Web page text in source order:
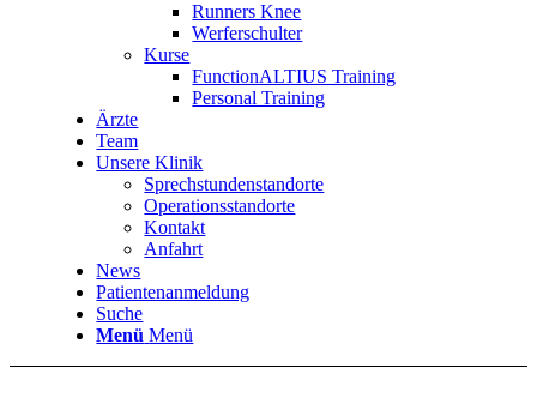
Runners Knee
Werferschulter
Kurse
FunctionALTIUS Training
Personal Training
Ärzte
Team
Unsere Klinik
Sprechstundenstandorte
Operationsstandorte
Kontakt
Anfahrt
News
Patientenanmeldung
Suche
Menü Menü